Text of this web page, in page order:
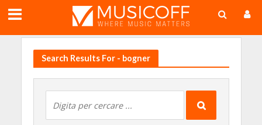
Search Results For - bogner